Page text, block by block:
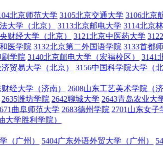
北京师范大学 3105北京交通大学 3106北京
大学（北京） 3113北京邮电大学 3114北京
财经大学（北京） 3121北京中医药大学
医学院 3132北京第二外国语学院 3133首都
刷学院 3140北京邮电大学（宏福校区） 3141
贸易大学（北京） 3156中国科学院大学（北
经大学（济南） 2608山东工艺美术学院（济
2635潍坊学院 2642聊城大学 2643青岛农业大
曲阜师范大学 2683德州学院 2701山东女子
大学胜利学院）
（广州） 5404广东外语外贸大学（广州）